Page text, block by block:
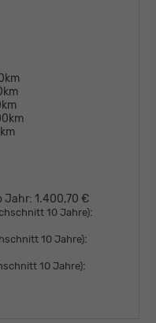
Jahr: 1.400,70 €
10 Jahre):
10 Jahre):
10 Jahre):